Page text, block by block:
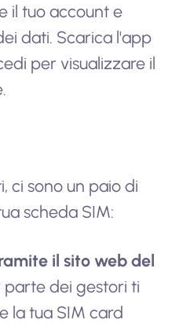
il tuo account e
dati. Scarica l'app
per visualizzare il
ci sono un paio di
scheda SIM:
il sito web del
parte dei gestori ti
la tua SIM card